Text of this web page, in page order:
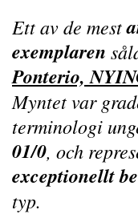
Ett av de mest
exemplaren
Ponterio,
Myntet var
terminologi
01/0, och
exceptionellt
typ.